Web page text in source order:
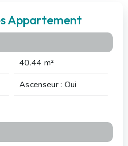
Appartement
40.44 m²
Ascenseur : Oui